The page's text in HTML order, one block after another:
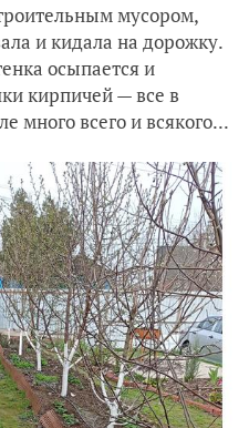
мусором,
и кидала на дорожку.
осыпается и
кирпичей — все в
много всего и всякого...